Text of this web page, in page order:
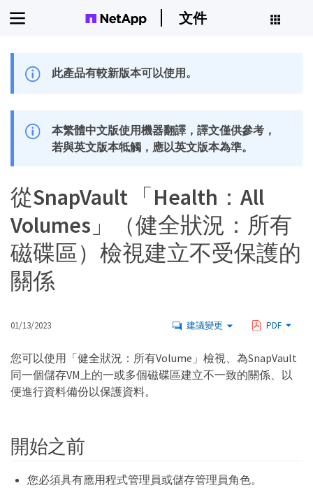
文件
此產品有較新版本可以使用。
本繁體中文版使用機器翻譯，譯文僅供參考，
若與英文版本牴觸，應以英文版本為準。
從SnapVault 「Health：All
Volumes」（健全狀況：所有
磁碟區）檢視建立不受保護的
關係
01/13/2023 建議變更 PDF
您可以使用「健全狀況：所有Volume」檢視、為SnapVault
同一個儲存VM上的一或多個磁碟區建立不一致的關係、以
便進行資料備份以保護資料。
開始之前
您必須具有應用程式管理員或儲存管理員角色。